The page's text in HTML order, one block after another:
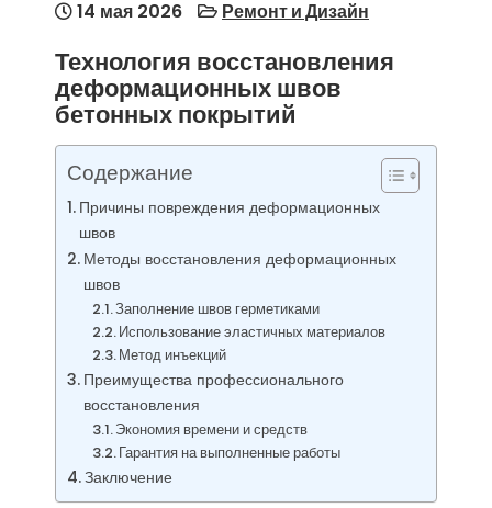
14 мая 2026 Ремонт и Дизайн
Технология восстановления
деформационных швов
бетонных покрытий
Содержание
Причины повреждения деформационных
швов
Методы восстановления деформационных
швов
Заполнение швов герметиками
Использование эластичных материалов
Метод инъекций
Преимущества профессионального
восстановления
Экономия времени и средств
Гарантия на выполненные работы
Заключение